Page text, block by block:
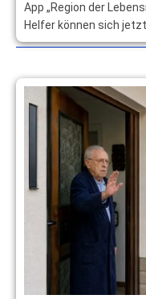
App „Region der
Helfer können sich